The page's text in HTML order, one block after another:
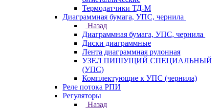
Термодатчики ТД-М
Диаграммная бумага, УПС, чернила
Назад
Диаграммная бумага, УПС, чернила
Диски диаграммные
Лента диаграммная рулонная
УЗЕЛ ПИШУЩИЙ СПЕЦИАЛЬНЫЙ
(УПС)
Комплектующие к УПС (чернила)
Реле потока РПИ
Регуляторы
Назад